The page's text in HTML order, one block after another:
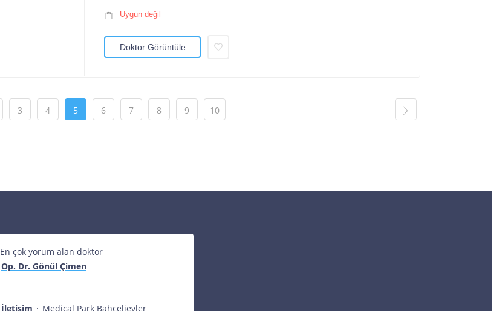
Uygun değil
Doktor Görüntüle
3 4 5 6 7 8 9 10
En çok yorum alan doktor
Op. Dr. Gönül Çimen
İletişim · Medical Park Bahçelievler